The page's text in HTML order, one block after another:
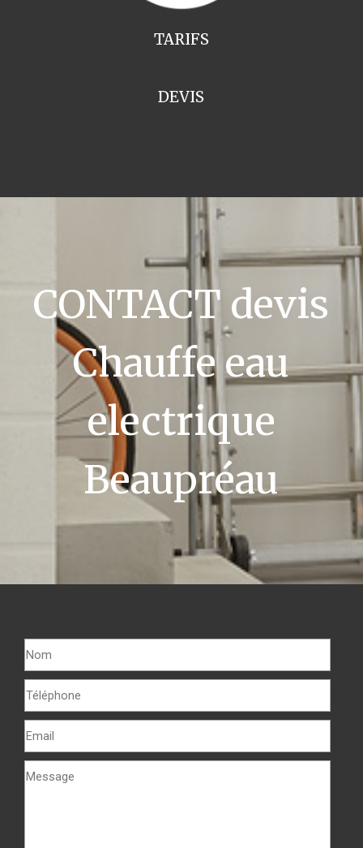
TARIFS
DEVIS
CONTACT devis
Chauffe eau
electrique
Beaupréau